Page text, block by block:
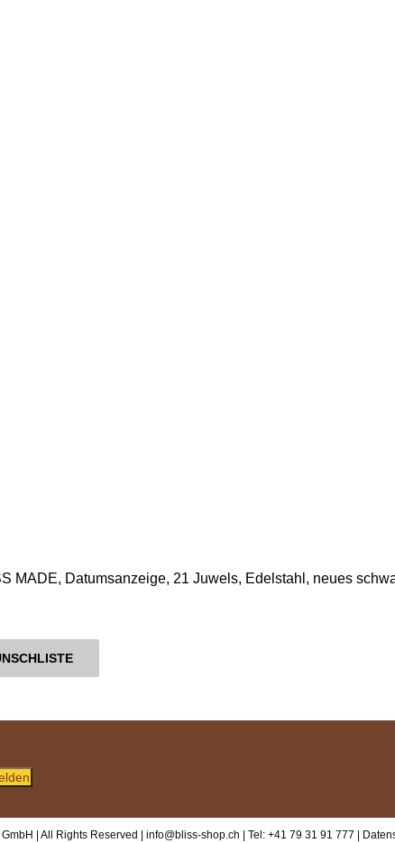
MADE, Datumsanzeige, 21 Juwels, Edelstahl, neues
| All Rights Reserved | info@bliss-shop.ch | Tel: +41 79 31 91 777 |